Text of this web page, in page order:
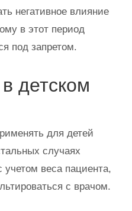
негативное влияние
в этот период
под запретом.
детском
для детей
случаях
веса пациента,
с врачом.